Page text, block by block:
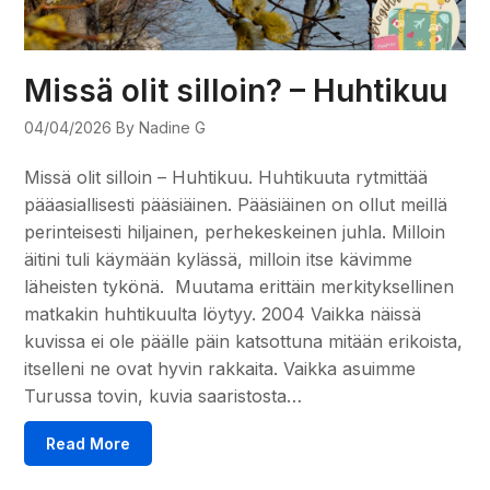
Missä olit silloin? – Huhtikuu
04/04/2026 By Nadine G
Missä olit silloin – Huhtikuu. Huhtikuuta rytmittää
pääasiallisesti pääsiäinen. Pääsiäinen on ollut meillä
perinteisesti hiljainen, perhekeskeinen juhla. Milloin
äitini tuli käymään kylässä, milloin itse kävimme
läheisten tykönä. Muutama erittäin merkityksellinen
matkakin huhtikuulta löytyy. 2004 Vaikka näissä
kuvissa ei ole päälle päin katsottuna mitään erikoista,
itselleni ne ovat hyvin rakkaita. Vaikka asuimme
Turussa tovin, kuvia saaristosta…
Read More